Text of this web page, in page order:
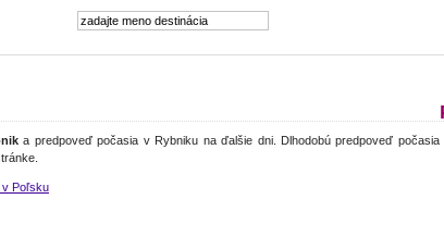
a predpoveď počasia v Rybniku na ďalšie dni. Dlhodobú predpoveď
v Poľsku